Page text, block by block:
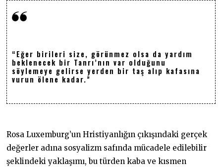
“Eğer birileri size, görünmez olsa da yardım
beklenecek bir Tanrı’nın var olduğunu
söylemeye gelirse yerden bir taş alıp kafasına
vurun ölene kadar.”
Rosa Luxemburg’un Hristiyanlığın çıkışındaki gerçek
değerler adına sosyalizm safında mücadele edilebilir
şeklindeki yaklaşımı, bu türden kaba ve kısmen